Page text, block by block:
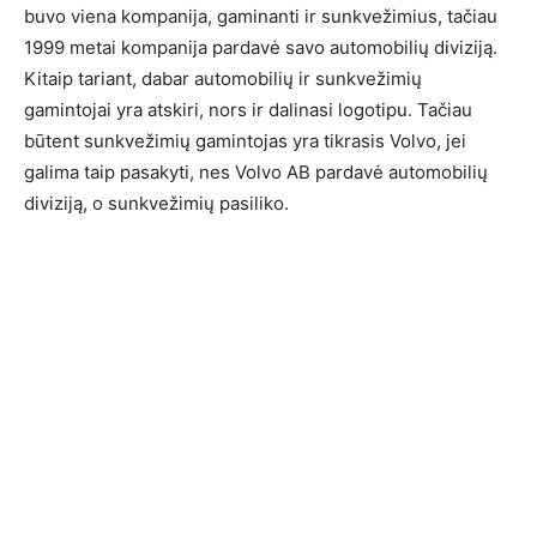
buvo viena kompanija, gaminanti ir sunkvežimius, tačiau
1999 metai kompanija pardavė savo automobilių diviziją.
Kitaip tariant, dabar automobilių ir sunkvežimių
gamintojai yra atskiri, nors ir dalinasi logotipu. Tačiau
būtent sunkvežimių gamintojas yra tikrasis Volvo, jei
galima taip pasakyti, nes Volvo AB pardavė automobilių
diviziją, o sunkvežimių pasiliko.